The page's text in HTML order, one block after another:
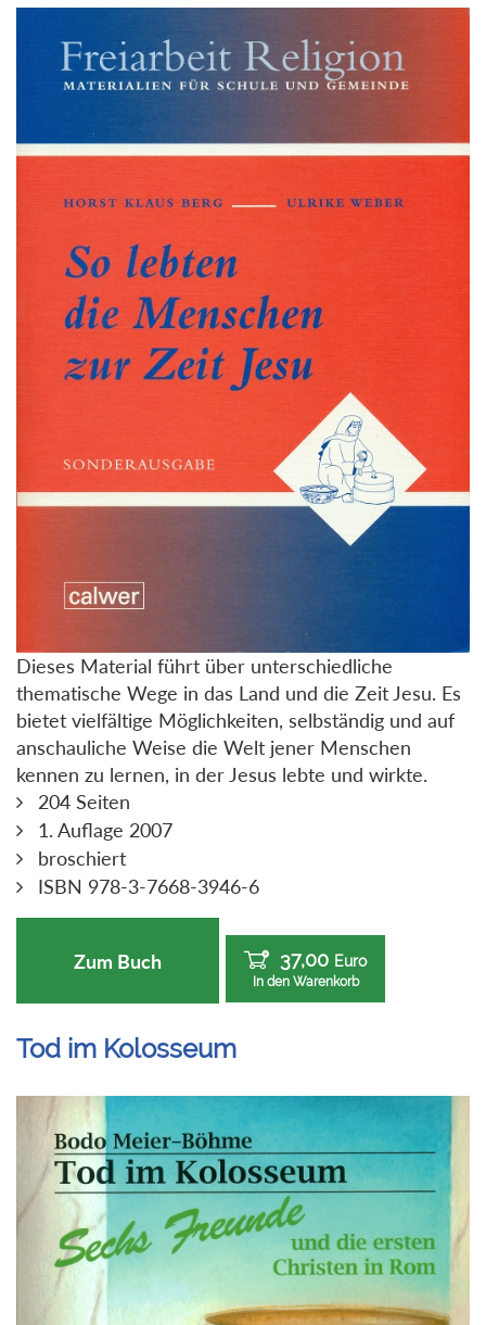
Dieses Material führt über unterschiedliche
thematische Wege in das Land und die Zeit Jesu. Es
bietet vielfältige Möglichkeiten, selbständig und auf
anschauliche Weise die Welt jener Menschen
kennen zu lernen, in der Jesus lebte und wirkte.
204 Seiten
1. Auflage 2007
broschiert
ISBN 978-3-7668-3946-6
Zum Buch 37,00 Euro
In den Warenkorb
Tod im Kolosseum